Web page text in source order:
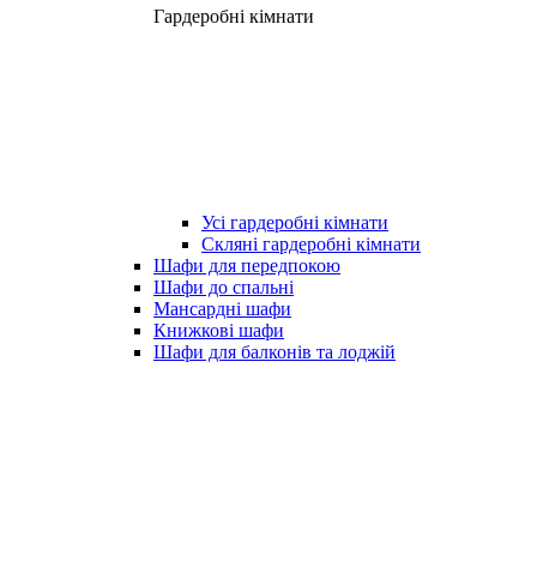
Гардеробні кімнати
Усі гардеробні кімнати
Скляні гардеробні кімнати
Шафи для передпокою
Шафи до спальні
Мансардні шафи
Книжкові шафи
Шафи для балконів та лоджій